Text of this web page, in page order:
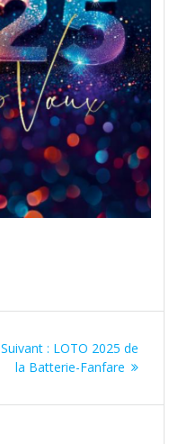
Suivant : Article
suivant
LOTO 2025 de
la Batterie-Fanfare